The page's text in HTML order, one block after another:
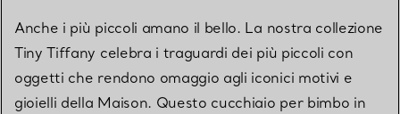
Anche i più piccoli amano il bello. La nostra collezione
Tiny Tiffany celebra i traguardi dei più piccoli con
oggetti che rendono omaggio agli iconici motivi e
gioielli della Maison. Questo cucchiaio per bimbo in